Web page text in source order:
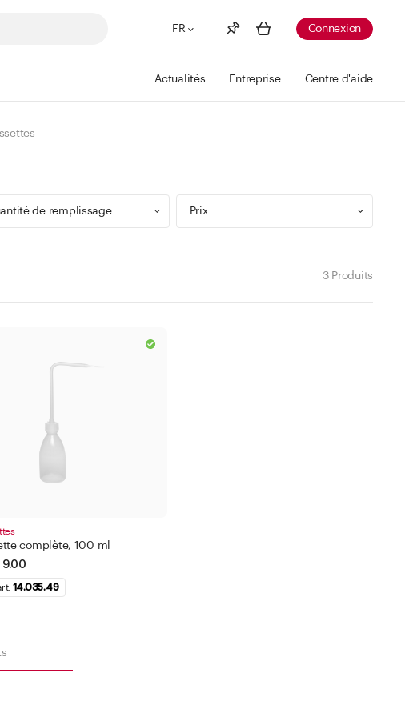
FR
Liste de souhaits Voir plus
Connexion
Actualités Entreprise Centre d'aide
de remplissage
0 - 99 ml
Appliquer le filtre
Prix
3 Produits
complète, 100 ml
9.00
14.035.49